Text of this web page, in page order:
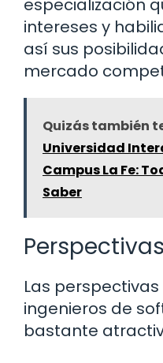
especialización
intereses y
así sus
mercado
Quizás también
Universidad
Campus La Fe:
Saber
Las
ingenieros de
bastante